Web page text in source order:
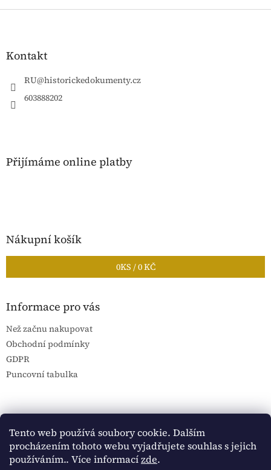
Tento web používá soubory cookie. Dalším
procházením tohoto webu vyjadřujete souhlas s jejich
používáním.. Více informacízde.
Z
Kontakt
RU@historickedokumenty.cz
603888202
Přijímáme online platby
Nákupní košík
0KS /0 KČ
Informace pro vás
Než začnu nakupovat
Obchodní podmínky
GDPR
Puncovní tabulka